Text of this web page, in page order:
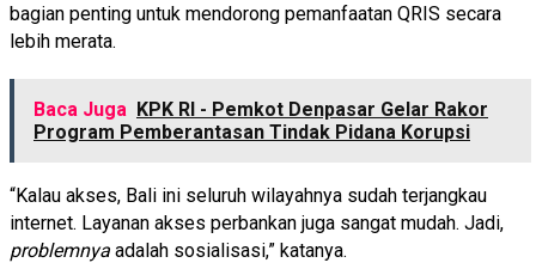
bagian penting untuk mendorong pemanfaatan QRIS secara
lebih merata.
Baca Juga KPK RI - Pemkot Denpasar Gelar Rakor
Program Pemberantasan Tindak Pidana Korupsi
“Kalau akses, Bali ini seluruh wilayahnya sudah terjangkau
internet. Layanan akses perbankan juga sangat mudah. Jadi,
problemnya adalah sosialisasi,” katanya.